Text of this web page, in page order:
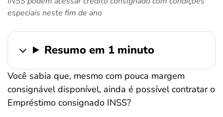
especiais neste fim de ano
Resumo em 1 minuto
Você sabia que, mesmo com pouca margem
consignável disponível, ainda é possível contratar o
Empréstimo consignado INSS?